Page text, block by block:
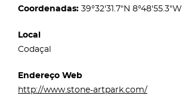
Coordenadas: 39°32'31.7"N 8°48'55.3"W
Local
Codaçal
Endereço Web
http://www.stone-artpark.com/